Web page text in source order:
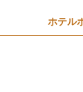
ホテル